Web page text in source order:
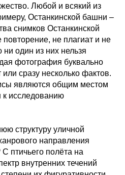
Любой и всякий из
Останкинской башни –
снимков Останкинской
повторение, не плагиат и не
один из них нельзя
фотография буквально
или сразу несколько фактов.
являются общим местом
к исследованию
структуру уличной
направления
птичьего полёта на
внутренних течений